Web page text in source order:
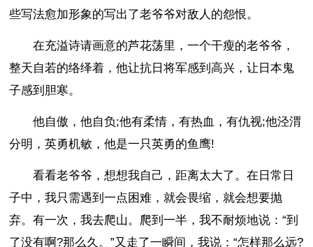
些写法愈加形象的写出了老爷爷对敌人的怨恨。
在充溢诗请画意的芦花荡里，一个干瘦的老爷爷，
整天自若的络绎着，他让抗日将军感到高兴，让日本鬼
子感到胆寒。
他自傲，他自负;他有柔情，有热血，有仇视;他泾渭
分明，英勇机敏，他是一只英勇的鱼鹰!
看看老爷爷，想想我自己，距离太大了。在日常日
子中，我只需遇到一点困难，就会畏缩，就会想要抛
弃。有一次，我去爬山。爬到一半，我不耐烦地说：“到
了没有啊?那么久。”又走了一瞬间，我说：“怎样那么远?